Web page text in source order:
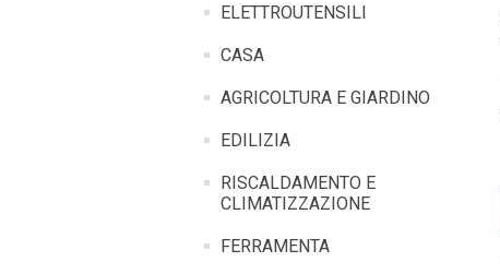
ELETTROUTENSILI
CASA
AGRICOLTURA E GIARDINO
EDILIZIA
RISCALDAMENTO E
CLIMATIZZAZIONE
FERRAMENTA